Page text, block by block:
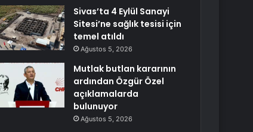
Sivas’ta 4 Eylül Sanayi
Sitesi’ne sağlık tesisi için
temel atıldı
Ağustos 5, 2026
Mutlak butlan kararının
ardından Özgür Özel
açıklamalarda
bulunuyor
Ağustos 5, 2026